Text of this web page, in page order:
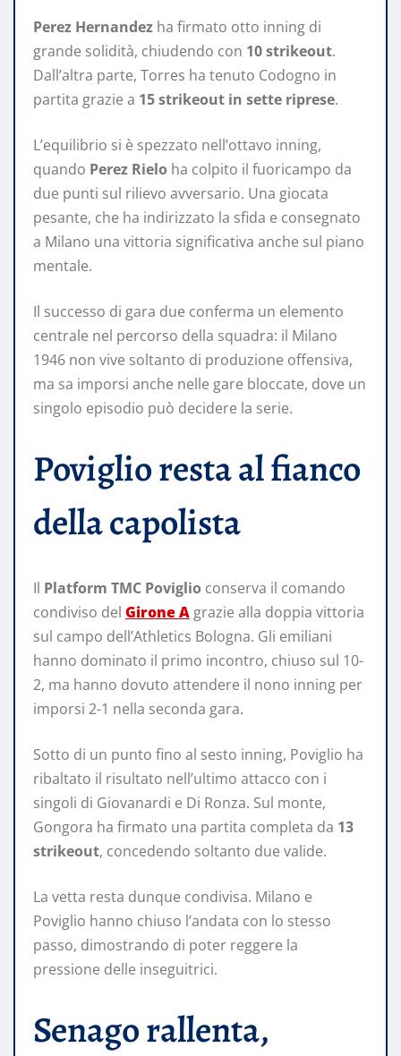
Perez Hernandez ha firmato otto inning di
grande solidità, chiudendo con 10 strikeout.
Dall’altra parte, Torres ha tenuto Codogno in
partita grazie a 15 strikeout in sette riprese.
L’equilibrio si è spezzato nell’ottavo inning,
quando Perez Rielo ha colpito il fuoricampo da
due punti sul rilievo avversario. Una giocata
pesante, che ha indirizzato la sfida e consegnato
a Milano una vittoria significativa anche sul piano
mentale.
Il successo di gara due conferma un elemento
centrale nel percorso della squadra: il Milano
1946 non vive soltanto di produzione offensiva,
ma sa imporsi anche nelle gare bloccate, dove un
singolo episodio può decidere la serie.
Poviglio resta al fianco
della capolista
Il Platform TMC Poviglio conserva il comando
condiviso del Girone A grazie alla doppia vittoria
sul campo dell’Athletics Bologna. Gli emiliani
hanno dominato il primo incontro, chiuso sul 10-
2, ma hanno dovuto attendere il nono inning per
imporsi 2-1 nella seconda gara.
Sotto di un punto fino al sesto inning, Poviglio ha
ribaltato il risultato nell’ultimo attacco con i
singoli di Giovanardi e Di Ronza. Sul monte,
Gongora ha firmato una partita completa da 13
strikeout, concedendo soltanto due valide.
La vetta resta dunque condivisa. Milano e
Poviglio hanno chiuso l’andata con lo stesso
passo, dimostrando di poter reggere la
pressione delle inseguitrici.
Senago rallenta,